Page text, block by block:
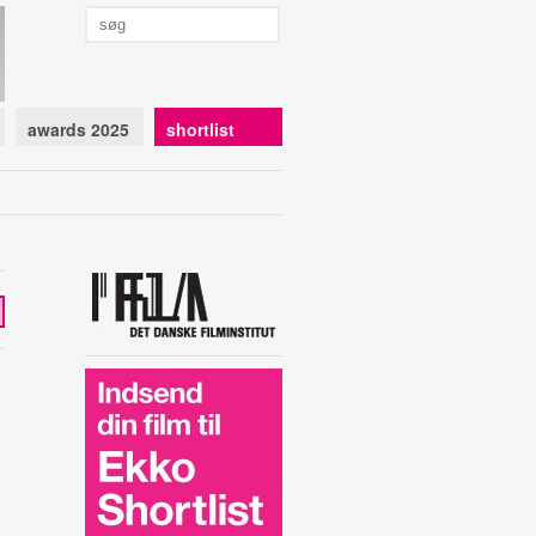
awards 2025 shortlist